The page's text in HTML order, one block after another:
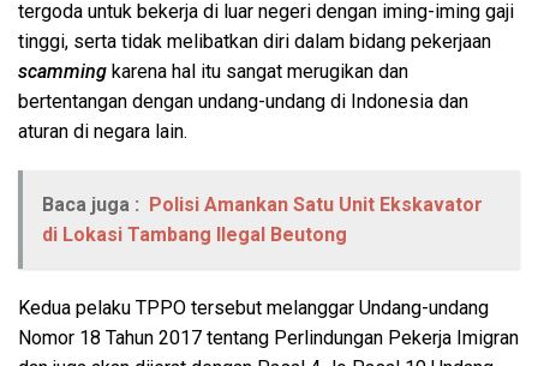
tergoda untuk bekerja di luar negeri dengan iming-iming gaji
tinggi, serta tidak melibatkan diri dalam bidang pekerjaan
scamming karena hal itu sangat merugikan dan
bertentangan dengan undang-undang di Indonesia dan
aturan di negara lain.
Baca juga :
Polisi Amankan Satu Unit Ekskavator
di Lokasi Tambang Ilegal Beutong
Kedua pelaku TPPO tersebut melanggar Undang-undang
Nomor 18 Tahun 2017 tentang Perlindungan Pekerja Imigran